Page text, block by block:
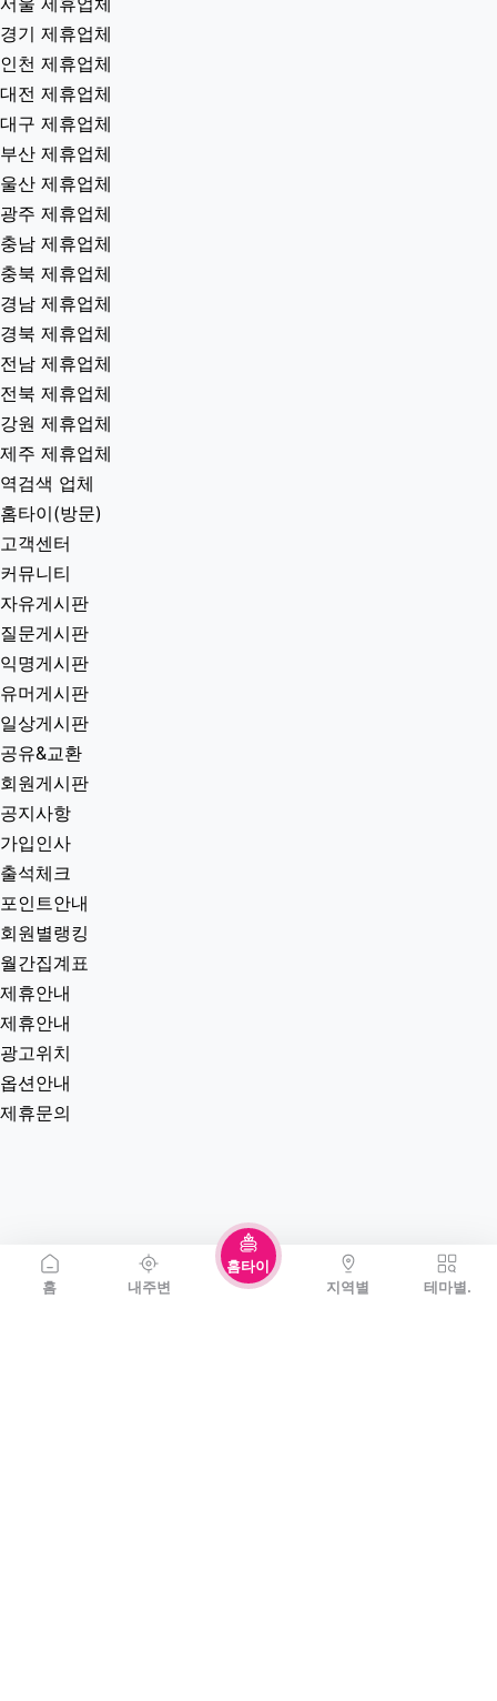
홈 내주변
홈타이
지역별
테마별.
경기 제휴업체
인천 제휴업체
대전 제휴업체
대구 제휴업체
부산 제휴업체
울산 제휴업체
광주 제휴업체
충남 제휴업체
충북 제휴업체
경남 제휴업체
경북 제휴업체
전남 제휴업체
전북 제휴업체
강원 제휴업체
제주 제휴업체
역검색 업체
홈타이(방문)
고객센터
커뮤니티
자유게시판
질문게시판
익명게시판
유머게시판
일상게시판
공유&교환
회원게시판
공지사항
가입인사
출석체크
포인트안내
회원별랭킹
월간집계표
제휴안내
제휴안내
광고위치
옵션안내
제휴문의